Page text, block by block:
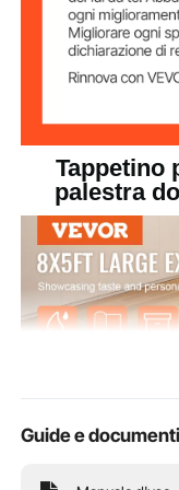
Tappetino
palestra
Guide e